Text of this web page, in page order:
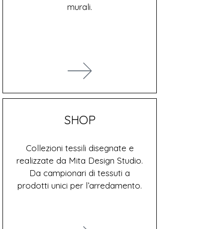
murali.
SHOP
Collezioni tessili disegnate e
realizzate da Mita Design Studio.
Da campionari di tessuti a
prodotti unici per l’arredamento.